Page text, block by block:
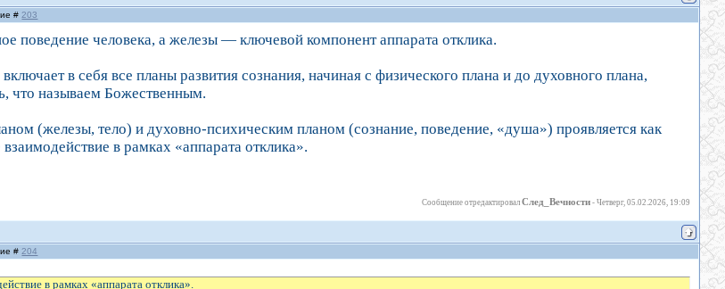
# 203
поведение человека, а железы — ключевой компонент аппарата отклика.
в себя все планы развития сознания, начиная с физического плана и до духовного плана,
что называем Божественным.
(железы, тело) и духовно-психическим планом (сознание, поведение, «душа») проявляется как
в рамках «аппарата отклика».
Сообщение отредактировалСлед_Вечности -Четверг, 05.02.2026, 19:09
# 204
в рамках «аппарата отклика».